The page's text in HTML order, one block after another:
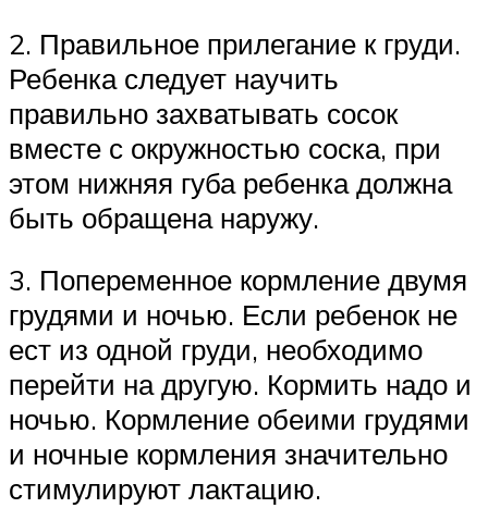
2. Правильное прилегание к груди.
Ребенка следует научить
правильно захватывать сосок
вместе с окружностью соска, при
этом нижняя губа ребенка должна
быть обращена наружу.
3. Попеременное кормление двумя
грудями и ночью. Если ребенок не
ест из одной груди, необходимо
перейти на другую. Кормить надо и
ночью. Кормление обеими грудями
и ночные кормления значительно
стимулируют лактацию.